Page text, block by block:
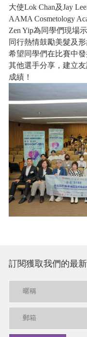
大使Lok Chan及Jay
AAMA Cosmetology
Zen Yip為同學們現場
同行熱情鼓勵美髮及
希望同學們在比賽中
其他選手分享，建立
成績！
訂閱獲取我們的最